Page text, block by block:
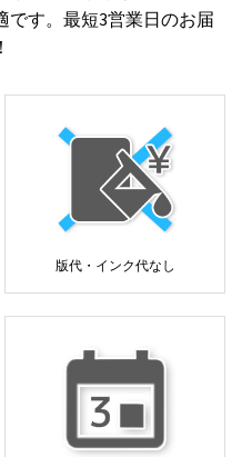
です。最短3営業日のお届
版代・インク代なし